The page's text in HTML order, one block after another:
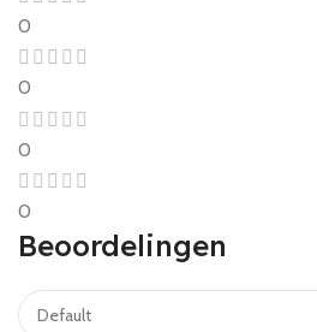
0
0
0
0
Beoordelingen